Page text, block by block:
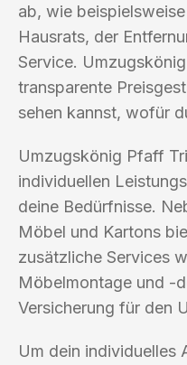
ab, wie
Hausrats, der
Service.
transparente
sehen kannst, wofür
Umzugskönig Pfaff
individuellen
deine Bedürfnisse.
Möbel und Kartons
zusätzliche Services
Möbelmontage und -
Versicherung für den
Um dein individuelles